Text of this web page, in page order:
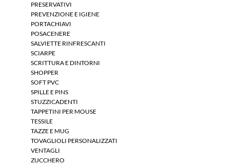
PRESERVATIVI
PREVENZIONE E IGIENE
PORTACHIAVI
POSACENERE
SALVIETTE RINFRESCANTI
SCIARPE
SCRITTURA E DINTORNI
SHOPPER
SOFT PVC
SPILLE E PINS
STUZZICADENTI
TAPPETINI PER MOUSE
TESSILE
TAZZE E MUG
TOVAGLIOLI PERSONALIZZATI
VENTAGLI
ZUCCHERO